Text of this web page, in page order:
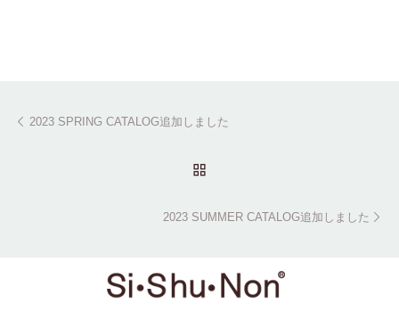
2023 SPRING CATALOG追加しました
2023 SUMMER CATALOG追加しました